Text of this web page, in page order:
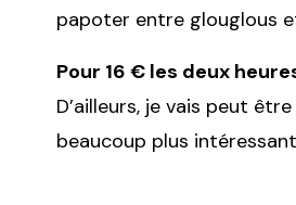
papoter entre glouglous
Pour 16 € les deux
D’ailleurs, je vais peut
beaucoup plus